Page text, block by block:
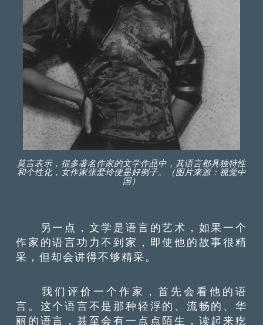
莫言表示，很多著名作家的文学作品中，其语言都具独特性
和个性化，女作家张爱玲便是好例子。（图片来源：视觉中
国）
另一点，文学是语言的艺术，如果一个
作家的语言功力不到家，即使他的故事很精
采，但却会讲得不够精采。
我们评价一个作家，首先会看他的语
言。这个语言不是那种轻浮的、流畅的、华
丽的语言，甚至会有一点点陌生，读起来疙